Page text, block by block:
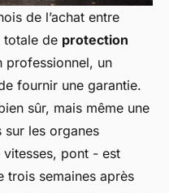
de l’achat entre
totale de protection
professionnel, un
fournir une garantie.
sûr, mais même une
sur les organes
pont - est
trois semaines après